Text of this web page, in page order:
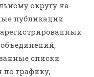
округу на
публикации
списки
по графику,